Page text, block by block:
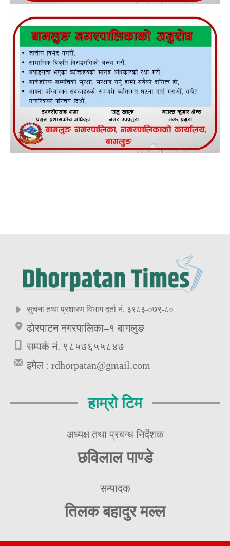
सुचना तथा प्रशारण विभाग दर्ता नं. ३९८३-०७९-८०
ढोरपाटन नगरपालिका–१ बागलुङ
सम्पर्क नं. ९८५७६५५८४७
इमेल : rdhorpatan@gmail.com
हाम्रो टिम
अध्यक्ष तथा प्रबन्ध निर्देशक
छविलाल पाण्डे
सम्पादक
तिलक बहादुर मल्ल